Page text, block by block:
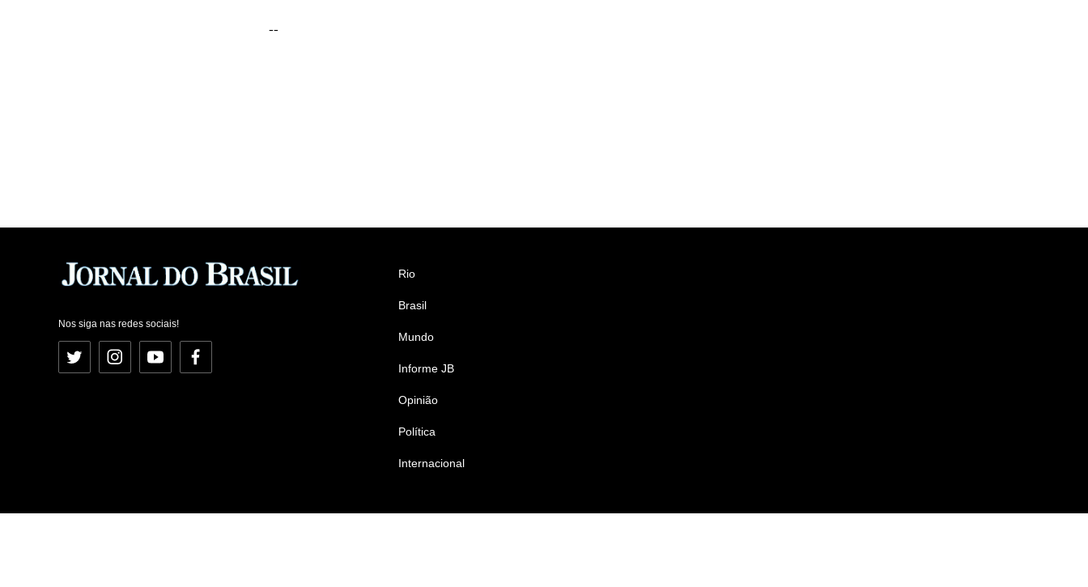
--
Nos siga nas redes sociais!
Twitter InstagramYouTubeFacebook
Rio
Brasil
Mundo
Informe JB
Opinião
Política
Internacional